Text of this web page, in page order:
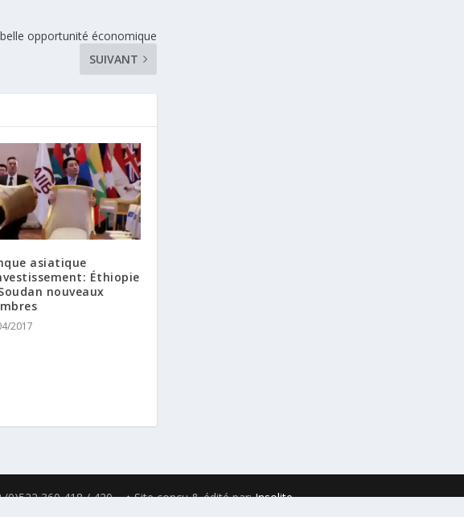
opportunité économique
SUIVANT
asiatique
Éthiopie
nouveaux
2017
360 418 / 420 ♦ Site conçu & édité par:Insolite